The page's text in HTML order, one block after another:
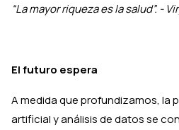
“La mayor riqueza es la salud”. -
El futuro espera
A medida que profundizamos, la
artificial y análisis de datos se